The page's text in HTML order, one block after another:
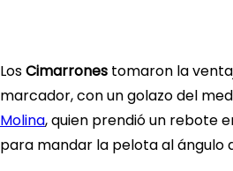
LosCimarrones tomaron la
marcador, con un golazo del
Molina, quien prendió un rebote
para mandar la pelota al ángulo